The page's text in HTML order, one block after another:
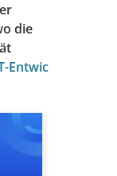
die
Entwic